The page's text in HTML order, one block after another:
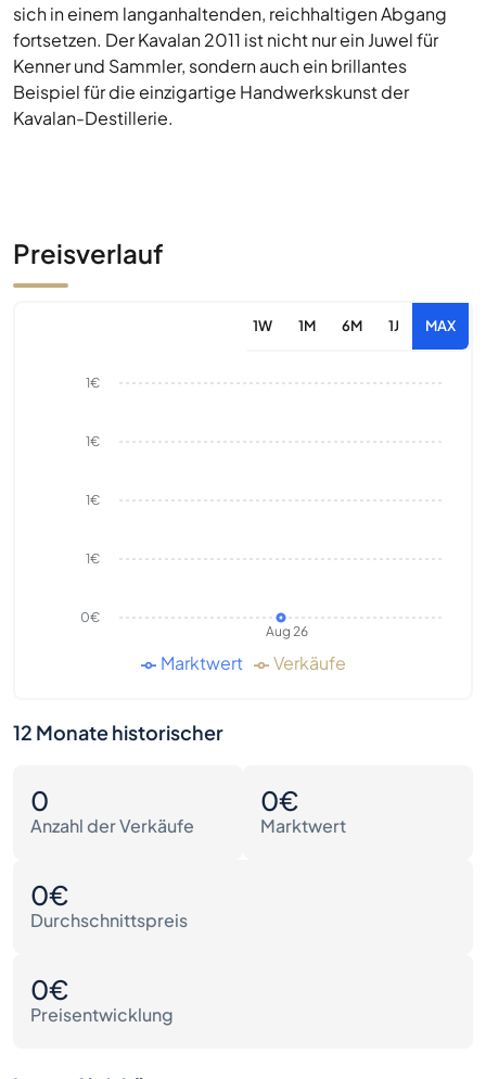
sich in einem langanhaltenden, reichhaltigen Abgang
fortsetzen. Der Kavalan 2011 ist nicht nur ein Juwel für
Kenner und Sammler, sondern auch ein brillantes
Beispiel für die einzigartige Handwerkskunst der
Kavalan-Destillerie.
Preisverlauf
1W 1M 6M 1J MAX
Aug 26
0€
1€
1€
1€
1€
Marktwert Verkäufe
12 Monate historischer
0
Anzahl der Verkäufe
0€
Marktwert
0€
Durchschnittspreis
0€
Preisentwicklung